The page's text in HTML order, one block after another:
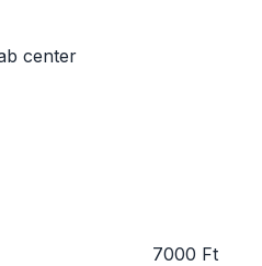
center
7000 Ft